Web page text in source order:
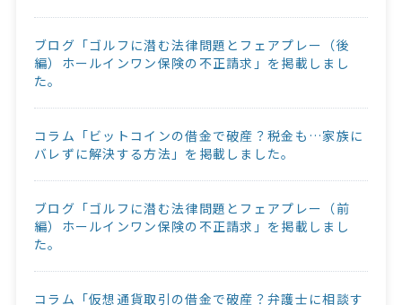
ブログ「ゴルフに潜む法律問題とフェアプレー（後
編）ホールインワン保険の不正請求」を掲載しまし
た。
コラム「ビットコインの借金で破産？税金も…家族に
バレずに解決する方法」を掲載しました。
ブログ「ゴルフに潜む法律問題とフェアプレー（前
編）ホールインワン保険の不正請求」を掲載しまし
た。
コラム「仮想通貨取引の借金で破産？弁護士に相談す